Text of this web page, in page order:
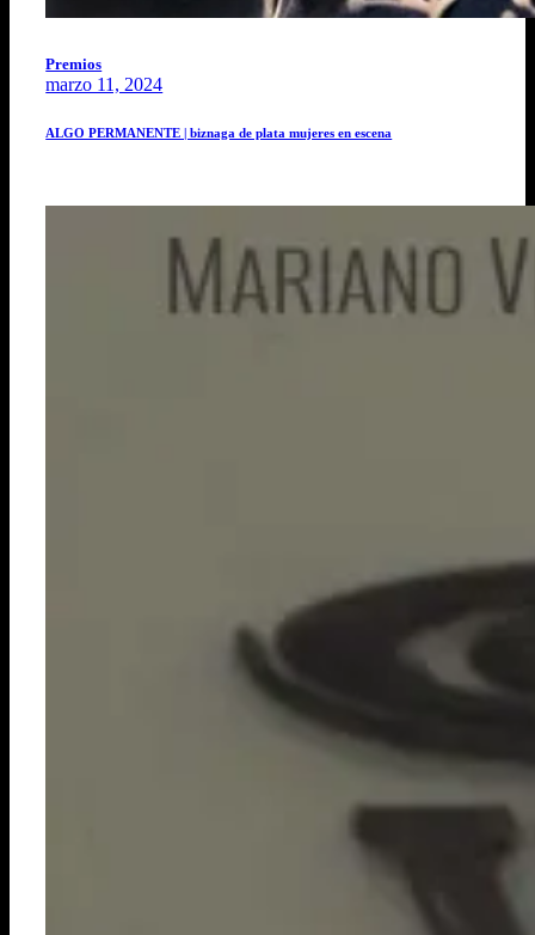
Premios
marzo 11, 2024
ALGO PERMANENTE | biznaga de plata mujeres en escena